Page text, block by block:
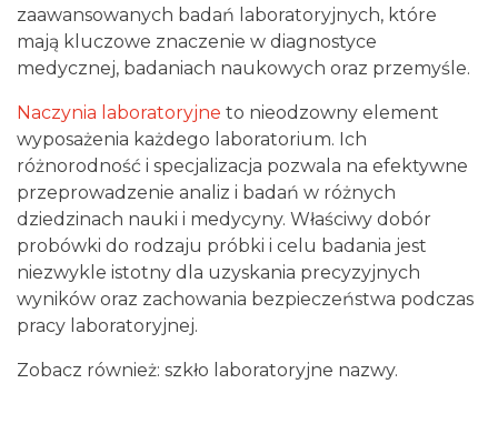
zaawansowanych badań laboratoryjnych, które
mają kluczowe znaczenie w diagnostyce
medycznej, badaniach naukowych oraz przemyśle.
Naczynia laboratoryjne to nieodzowny element
wyposażenia każdego laboratorium. Ich
różnorodność i specjalizacja pozwala na efektywne
przeprowadzenie analiz i badań w różnych
dziedzinach nauki i medycyny. Właściwy dobór
probówki do rodzaju próbki i celu badania jest
niezwykle istotny dla uzyskania precyzyjnych
wyników oraz zachowania bezpieczeństwa podczas
pracy laboratoryjnej.
Zobacz również: szkło laboratoryjne nazwy.